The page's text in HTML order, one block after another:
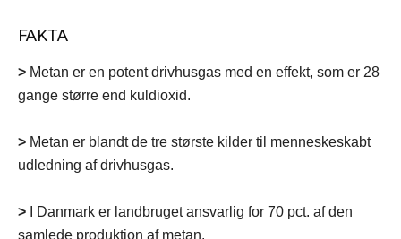
FAKTA
> Metan er en potent drivhusgas med en effekt, som er 28
gange større end kuldioxid.
> Metan er blandt de tre største kilder til menneskeskabt
udledning af drivhusgas.
> I Danmark er landbruget ansvarlig for 70 pct. af den
samlede produktion af metan.